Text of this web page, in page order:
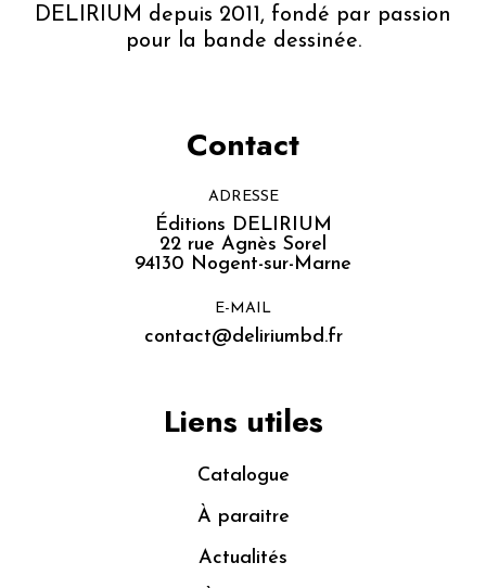
DELIRIUM depuis 2011, fondé par passion
pour la bande dessinée.
Contact
ADRESSE
Éditions DELIRIUM
22 rue Agnès Sorel
94130 Nogent-sur-Marne
E-MAIL
contact@deliriumbd.fr
Liens utiles
Catalogue
À paraitre
Actualités